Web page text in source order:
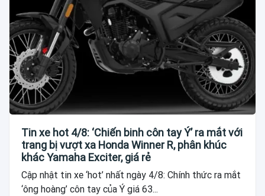
Tin xe hot 4/8: ‘Chiến binh côn tay Ý’ ra mắt với
trang bị vượt xa Honda Winner R, phân khúc
khác Yamaha Exciter, giá rẻ
Cập nhật tin xe ‘hot’ nhất ngày 4/8: Chính thức ra mắt
‘ông hoàng’ côn tay của Ý giá 63...